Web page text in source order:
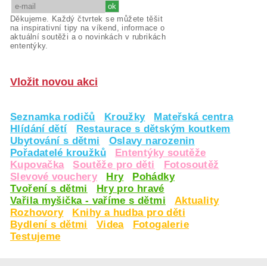
Děkujeme. Každý čtvrtek se můžete těšit
na inspirativní tipy na víkend, informace o
aktuální soutěži a o novinkách v rubrikách
ententýky.
Vložit novou akci
Seznamka rodičů Kroužky
Mateřská centra
Hlídání dětí
Restaurace s dětským koutkem
Ubytování s dětmi
Oslavy narozenin
Pořadatelé kroužků
Ententýky soutěže
Kupovačka
Soutěže pro děti
Fotosoutěž
Slevové vouchery
Hry
Pohádky
Tvoření s dětmi
Hry pro hravé
Vařila myšička - vaříme s dětmi
Aktuality
Rozhovory
Knihy a hudba pro děti
Bydlení s dětmi
Videa
Fotogalerie
Testujeme